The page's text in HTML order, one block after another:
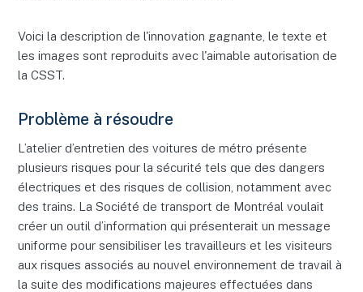
Voici la description de l'innovation gagnante, le texte et
les images sont reproduits avec l'aimable autorisation de
la CSST.
Problème à résoudre
L’atelier d’entretien des voitures de métro présente
plusieurs risques pour la sécurité tels que des dangers
électriques et des risques de collision, notamment avec
des trains. La Société de transport de Montréal voulait
créer un outil d’information qui présenterait un message
uniforme pour sensibiliser les travailleurs et les visiteurs
aux risques associés au nouvel environnement de travail à
la suite des modifications majeures effectuées dans